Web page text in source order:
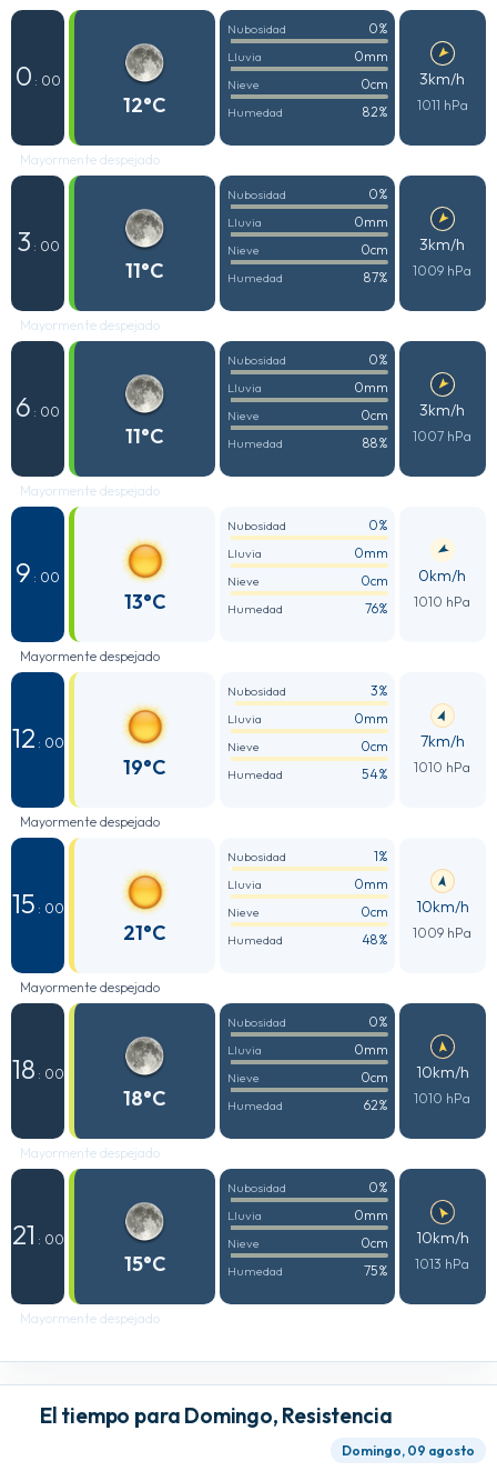
0 : 00
12°C
Nubosidad 0%
Lluvia 0mm
Nieve 0cm
Humedad 82%
3km/h
1011 hPa
Mayormente despejado
3 : 00
11°C
Nubosidad 0%
Lluvia 0mm
Nieve 0cm
Humedad 87%
3km/h
1009 hPa
Mayormente despejado
6 : 00
11°C
Nubosidad 0%
Lluvia 0mm
Nieve 0cm
Humedad 88%
3km/h
1007 hPa
Mayormente despejado
9 : 00
13°C
Nubosidad 0%
Lluvia 0mm
Nieve 0cm
Humedad 76%
0km/h
1010 hPa
Mayormente despejado
12 : 00
19°C
Nubosidad 3%
Lluvia 0mm
Nieve 0cm
Humedad 54%
7km/h
1010 hPa
Mayormente despejado
15 : 00
21°C
Nubosidad 1%
Lluvia 0mm
Nieve 0cm
Humedad 48%
10km/h
1009 hPa
Mayormente despejado
18 : 00
18°C
Nubosidad 0%
Lluvia 0mm
Nieve 0cm
Humedad 62%
10km/h
1010 hPa
Mayormente despejado
21 : 00
15°C
Nubosidad 0%
Lluvia 0mm
Nieve 0cm
Humedad 75%
10km/h
1013 hPa
Mayormente despejado
El tiempo para Domingo, Resistencia
Domingo, 09 agosto